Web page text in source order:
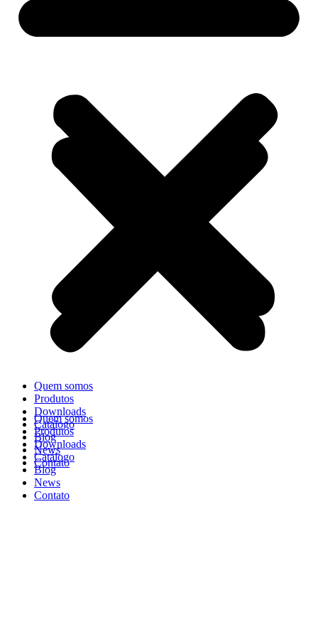
Quem somos
Produtos
Downloads
Catálogo
Blog
News
Contato
Quem somos
Produtos
Downloads
Catálogo
Blog
News
Contato